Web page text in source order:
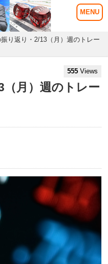
り返り・2/13（月）週のトレー
555 Views
（月）週のトレー